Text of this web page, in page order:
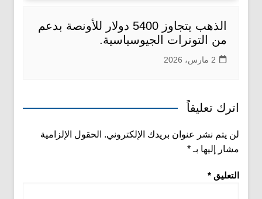
الذهب يتجاوز 5400 دولار للأونصة بدعم
من التوترات الجيوسياسية.
2 مارس، 2026
اترك تعليقاً
لن يتم نشر عنوان بريدك الإلكتروني. الحقول الإلزامية
مشار إليها بـ *
التعليق *